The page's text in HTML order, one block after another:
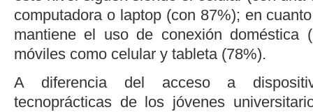
computadora o laptop(con 87%); en
mantiene el uso de conexión doméstica
móviles como celular y tableta (78%).
A diferencia del acceso a
tecnoprácticas de los jóvenes